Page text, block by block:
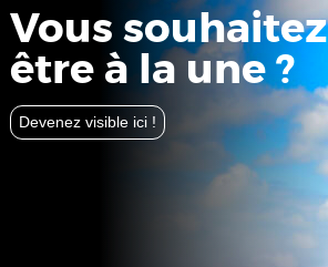
Vous souhaitez
être à la une ?
Devenez visible ici !